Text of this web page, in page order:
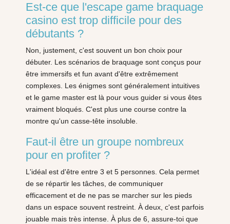
Est-ce que l'escape game braquage
casino est trop difficile pour des
débutants ?
Non, justement, c'est souvent un bon choix pour
débuter. Les scénarios de braquage sont conçus pour
être immersifs et fun avant d'être extrêmement
complexes. Les énigmes sont généralement intuitives
et le game master est là pour vous guider si vous êtes
vraiment bloqués. C'est plus une course contre la
montre qu'un casse-tête insoluble.
Faut-il être un groupe nombreux
pour en profiter ?
L'idéal est d'être entre 3 et 5 personnes. Cela permet
de se répartir les tâches, de communiquer
efficacement et de ne pas se marcher sur les pieds
dans un espace souvent restreint. À deux, c'est parfois
jouable mais très intense. À plus de 6, assure-toi que